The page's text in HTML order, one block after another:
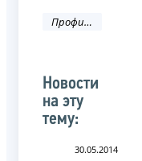
Профилактика коррупционных правонарушений
Новости
на эту
тему:
30.05.2014